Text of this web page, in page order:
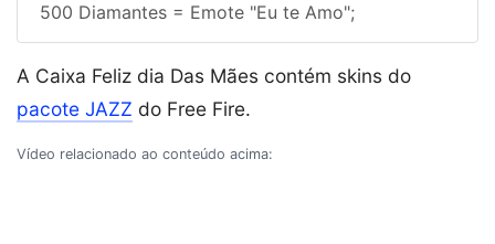
500 Diamantes = Emote "Eu te Amo";
A Caixa Feliz dia Das Mães contém skins do
pacote JAZZ do Free Fire.
Vídeo relacionado ao conteúdo acima: